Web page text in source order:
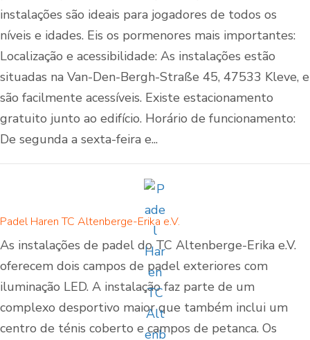
instalações são ideais para jogadores de todos os
níveis e idades. Eis os pormenores mais importantes:
Localização e acessibilidade: As instalações estão
situadas na Van-Den-Bergh-Straße 45, 47533 Kleve, e
são facilmente acessíveis. Existe estacionamento
gratuito junto ao edifício. Horário de funcionamento:
De segunda a sexta-feira e...
Padel Haren TC Altenberge-Erika e.V.
As instalações de padel do TC Altenberge-Erika e.V.
oferecem dois campos de padel exteriores com
iluminação LED. A instalação faz parte de um
complexo desportivo maior que também inclui um
centro de ténis coberto e campos de petanca. Os